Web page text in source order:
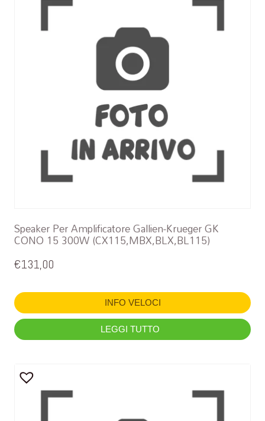
Speaker Per Amplificatore Gallien-Krueger GK
CONO 15 300W (CX115,MBX,BLX,BL115)
€131,00
INFO VELOCI
LEGGI TUTTO